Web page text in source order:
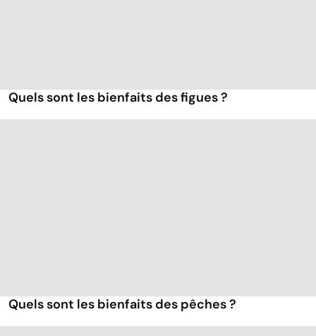
Quels sont les bienfaits des figues ?
Quels sont les bienfaits des pêches ?